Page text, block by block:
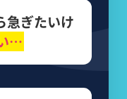
急ぎたいけ
…